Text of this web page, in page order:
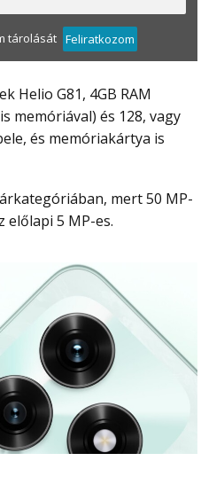
tárolását Feliratkozom
memóriával) és 128, vagy
és memóriakártya is
előlapi 5 MP-es.